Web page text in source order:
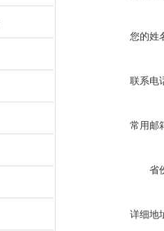
您的姓
联系电
常用邮
省
详细地